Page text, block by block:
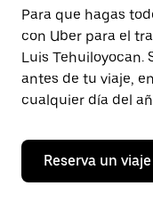
Presiona
la
tecla Esc
para
cerrar
el
calendario.
Para que hagas
con Uber para el
Luis Tehuiloyocan.
antes de tu viaje,
cualquier día del
Reserva un viaje